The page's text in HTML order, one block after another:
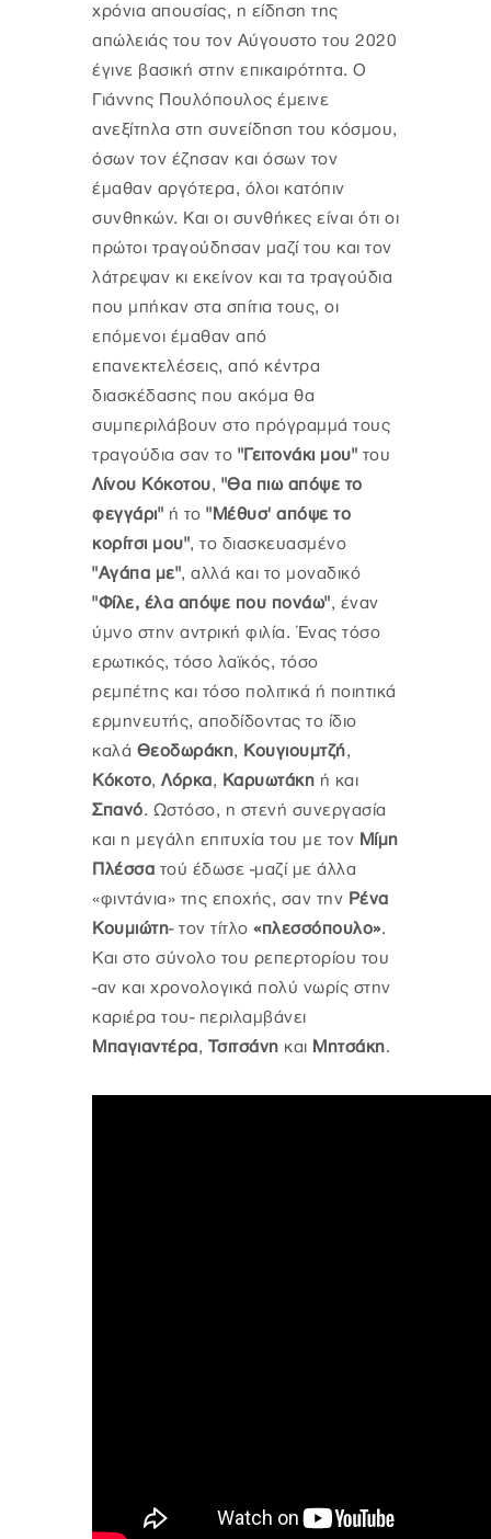
χρόνια απουσίας, η είδηση της
απώλειάς του τον Αύγουστο του 2020
έγινε βασική στην επικαιρότητα. Ο
Γιάννης Πουλόπουλος έμεινε
ανεξίτηλα στη συνείδηση του κόσμου,
όσων τον έζησαν και όσων τον
έμαθαν αργότερα, όλοι κατόπιν
συνθηκών. Και οι συνθήκες είναι ότι οι
πρώτοι τραγούδησαν μαζί του και τον
λάτρεψαν κι εκείνον και τα τραγούδια
που μπήκαν στα σπίτια τους, οι
επόμενοι έμαθαν από
επανεκτελέσεις, από κέντρα
διασκέδασης που ακόμα θα
συμπεριλάβουν στο πρόγραμμά τους
τραγούδια σαν το "Γειτονάκι μου" του
Λίνου Κόκοτου, "Θα πιω απόψε το
φεγγάρι" ή το "Μέθυσ' απόψε το
κορίτσι μου", το διασκευασμένο
"Αγάπα με", αλλά και το μοναδικό
"Φίλε, έλα απόψε που πονάω", έναν
ύμνο στην αντρική φιλία. Ένας τόσο
ερωτικός, τόσο λαϊκός, τόσο
ρεμπέτης και τόσο πολιτικά ή ποιητικά
ερμηνευτής, αποδίδοντας το ίδιο
καλά Θεοδωράκη, Κουγιουμτζή,
Κόκοτο, Λόρκα, Καρυωτάκη ή και
Σπανό. Ωστόσο, η στενή συνεργασία
και η μεγάλη επιτυχία του με τον Μίμη
Πλέσσα τού έδωσε -μαζί με άλλα
«φιντάνια» της εποχής, σαν την Ρένα
Κουμιώτη- τον τίτλο «πλεσσόπουλο».
Και στο σύνολο του ρεπερτορίου του
-αν και χρονολογικά πολύ νωρίς στην
καριέρα του- περιλαμβάνει
Μπαγιαντέρα, Τσιτσάνη και Μητσάκη.